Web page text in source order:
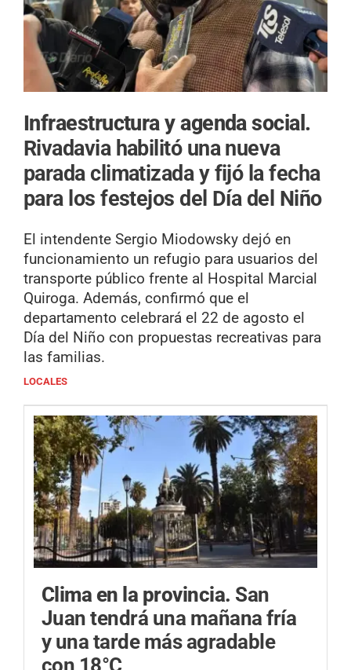
Infraestructura y agenda social.
Rivadavia habilitó una nueva
parada climatizada y fijó la fecha
para los festejos del Día del Niño
El intendente Sergio Miodowsky dejó en
funcionamiento un refugio para usuarios del
transporte público frente al Hospital Marcial
Quiroga. Además, confirmó que el
departamento celebrará el 22 de agosto el
Día del Niño con propuestas recreativas para
las familias.
LOCALES
Clima en la provincia. San
Juan tendrá una mañana fría
y una tarde más agradable